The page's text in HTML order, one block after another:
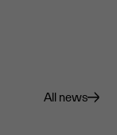
All news